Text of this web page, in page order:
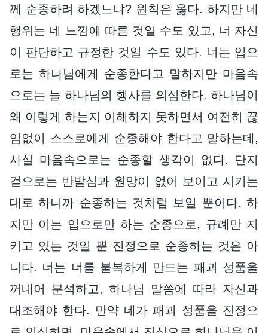
께 순종하려 하겠느냐? 원칙은 옳다. 하지만 네
행위는 네 느낌에 따른 것일 수도 있고, 너 자신
이 판단하고 규정한 것일 수도 있다. 너는 입으
로는 하나님에게 순종한다고 말하지만 마음속
으로는 늘 하나님의 행사를 의심한다. 하나님이
왜 이렇게 하는지 이해하지 못하면서 여전히 끊
임없이 스스로에게 순종해야 한다고 말하는데,
사실 마음속으로는 순종할 생각이 없다. 단지
겉으로는 반발심과 원망이 없어 보이고 시키는
대로 하니까 순종하는 것처럼 보일 뿐이다. 하
지만 이는 입으로만 하는 순종으로, 규례만 지
키고 있는 것일 뿐 진정으로 순종하는 것은 아
니다. 너는 너를 불복하게 만드는 패괴 성품을
꺼내어 분석하고, 하나님 말씀에 따라 자신과
대조해야 한다. 만약 네가 패괴 성품을 진정으